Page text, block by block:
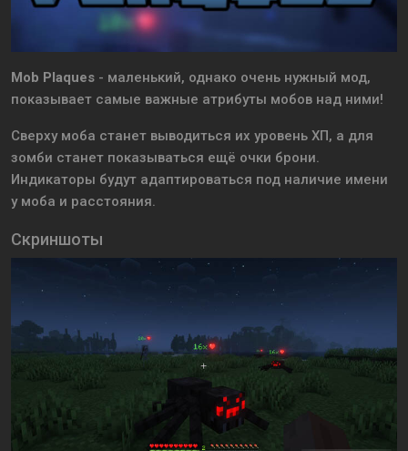
Mob Plaques - маленький, однако очень нужный мод,
показывает самые важные атрибуты мобов над ними!
Сверху моба станет выводиться их уровень ХП, а для
зомби станет показываться ещё очки брони.
Индикаторы будут адаптироваться под наличие имени
у моба и расстояния.
Скриншоты